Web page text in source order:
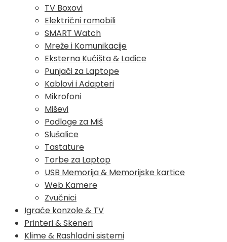
TV Boxovi
Električni romobili
SMART Watch
Mreže i Komunikacije
Eksterna Kućišta & Ladice
Punjači za Laptope
Kablovi i Adapteri
Mikrofoni
Miševi
Podloge za Miš
Slušalice
Tastature
Torbe za Laptop
USB Memorija & Memorijske kartice
Web Kamere
Zvučnici
Igraće konzole & TV
Printeri & Skeneri
Klime & Rashladni sistemi